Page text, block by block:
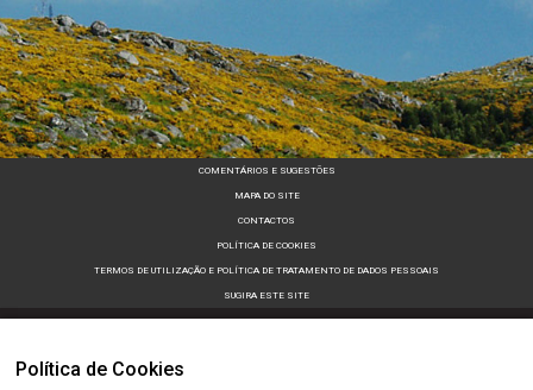
Política de Cookies
COMENTÁRIOS E SUGESTÕES
MAPA DO SITE
CONTACTOS
POLÍTICA DE COOKIES
TERMOS DE UTILIZAÇÃO E POLÍTICA DE TRATAMENTO DE DADOS PESSOAIS
SUGIRA ESTE SITE